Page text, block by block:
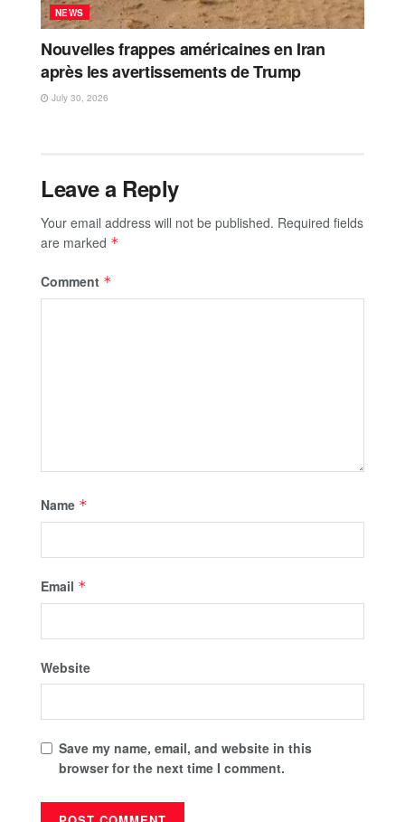
NEWS
Nouvelles frappes américaines en Iran
après les avertissements de Trump
July 30, 2026
Leave a Reply
Your email address will not be published. Required fields
are marked *
Comment *
Name *
Email *
Website
Save my name, email, and website in this
browser for the next time I comment.